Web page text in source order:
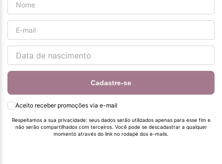
Cadastre-se
Aceito receber promoções via e-mail
Respeitamos a sua privacidade: seus dados serão utilizados apenas para esse fim e
não serão compartilhados com terceiros. Você pode se descadastrar a qualquer
momento através do link no rodapé dos e-mails.